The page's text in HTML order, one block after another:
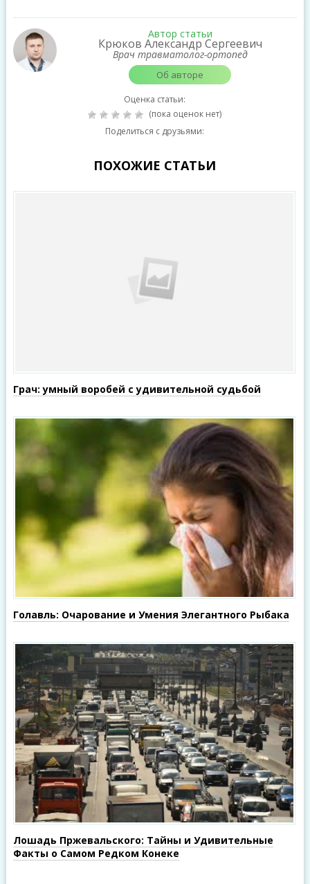
Автор статьи
Крюков Александр Сергеевич
Врач травматолог-ортопед
Об авторе
Оценка статьи:
(пока оценок нет)
Поделиться с друзьями:
ПОХОЖИЕ СТАТЬИ
Грач: умный воробей с удивительной судьбой
Голавль: Очарование и Умения Элегантного Рыбака
Лошадь Пржевальского: Тайны и Удивительные
Факты о Самом Редком Конеке